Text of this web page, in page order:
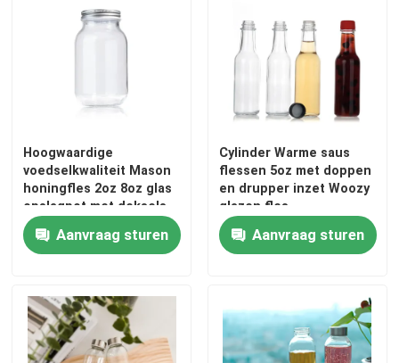
Over ons
Fabrieksreis
Kwaliteitscontrole
Contacteer ons
Hoogwaardige
voedselkwaliteit Mason
honingfles 2oz 8oz glas
opslagpot met deksels
Aanvraag sturen
Cylinder Warme saus
flessen 5oz met doppen
en drupper inzet Woozy
glazen fles
Aanvraag sturen